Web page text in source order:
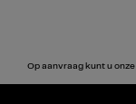
Op aanvraag kunt u